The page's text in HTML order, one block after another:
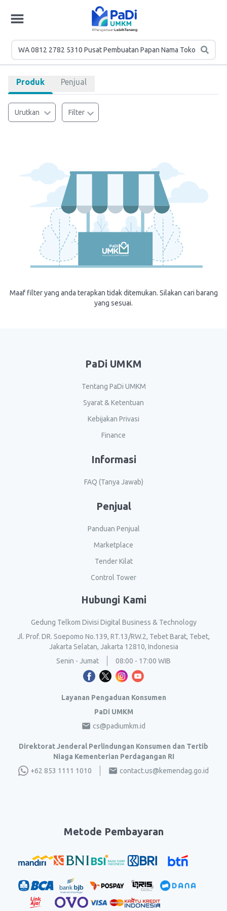
Produk Penjual
Urutkan Filter
Maaf filter yang anda terapkan tidak ditemukan. Silakan cari barang
yang sesuai.
PaDi UMKM
Tentang PaDi UMKM
Syarat & Ketentuan
Kebijakan Privasi
Finance
Informasi
FAQ (Tanya Jawab)
Penjual
Panduan Penjual
Marketplace
Tender Kilat
Control Tower
Hubungi Kami
Gedung Telkom Divisi Digital Business & Technology
Jl. Prof. DR. Soepomo No.139, RT.13/RW.2, Tebet Barat, Tebet,
Jakarta Selatan, Jakarta 12810, Indonesia
Senin - Jumat
08:00 - 17:00 WIB
Layanan Pengaduan Konsumen
PaDi UMKM
cs@padiumkm.id
Direktorat Jenderal Perlindungan Konsumen dan Tertib
Niaga Kementerian Perdagangan RI
+62 853 1111 1010
contact.us@kemendag.go.id
Metode Pembayaran